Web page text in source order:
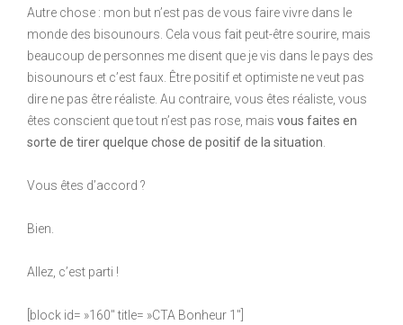
Autre chose : mon but n’est pas de vous faire vivre dans le
monde des bisounours. Cela vous fait peut-être sourire, mais
beaucoup de personnes me disent que je vis dans le pays des
bisounours et c’est faux. Être positif et optimiste ne veut pas
dire ne pas être réaliste. Au contraire, vous êtes réaliste, vous
êtes conscient que tout n’est pas rose, mais vous faites en
sorte de tirer quelque chose de positif de la situation
Vous êtes d’accord ?
Bien.
Allez, c’est parti !
[block id= »160″ title= »CTA Bonheur 1″]